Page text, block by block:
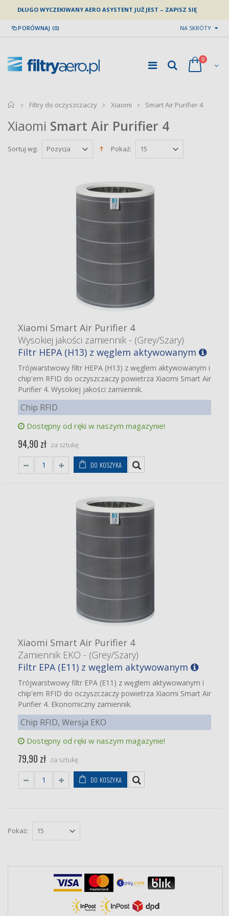
DŁUGO WYCZEKIWANY AERO ASYSTENT JUŻ JEST – ZAPISZ SIĘ
PORÓWNAJ (0) NA SKRÓTY
0
home
Filtry do oczyszczaczy Xiaomi Smart Air Purifier 4
Xiaomi Smart Air Purifier 4
Sortuj wg: Pokaż:
Xiaomi Smart Air Purifier 4
Wysokiej jakości zamiennik - (Grey/Szary)
Filtr HEPA (H13) z węglem aktywowanym
Trójwarstwowy filtr HEPA (H13) z węglem aktywowanym i
chip'em RFID do oczyszczaczy powietrza Xiaomi Smart Air
Purifier 4. Wysokiej jakości zamiennik.
Chip RFID
Dostępny od ręki w naszym magazynie!
94,90 zł za sztukę
DO KOSZYKA
Xiaomi Smart Air Purifier 4
Zamiennik EKO - (Grey/Szary)
Filtr EPA (E11) z węglem aktywowanym
Trójwarstwowy filtr EPA (E11) z węglem aktywowanym i
chip'em RFID do oczyszczaczy powietrza Xiaomi Smart Air
Purifier 4. Ekonomiczny zamiennik.
Chip RFID, Wersja EKO
Dostępny od ręki w naszym magazynie!
79,90 zł za sztukę
DO KOSZYKA
Pokaż: